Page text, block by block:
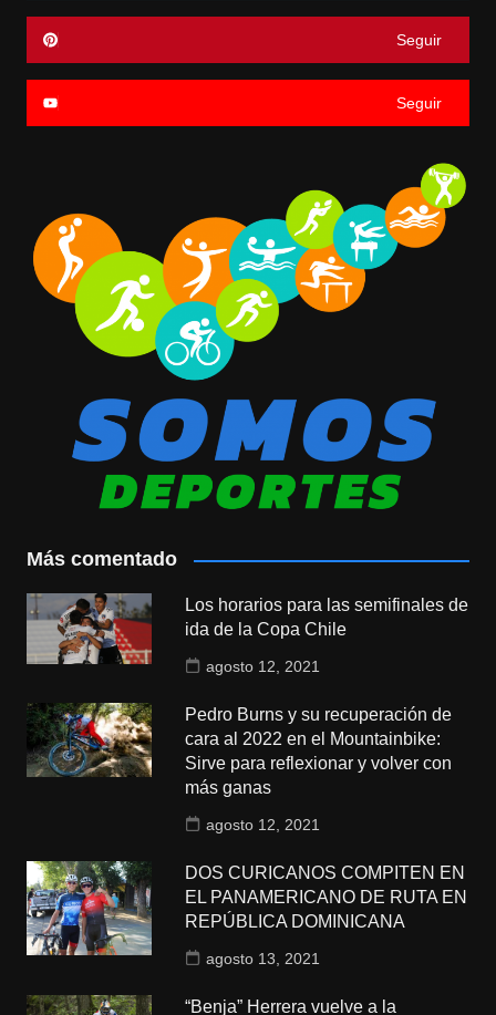
Seguir
Seguir
Más comentado
Los horarios para las semifinales de
ida de la Copa Chile
agosto 12, 2021
Pedro Burns y su recuperación de
cara al 2022 en el Mountainbike:
Sirve para reflexionar y volver con
más ganas
agosto 12, 2021
DOS CURICANOS COMPITEN EN
EL PANAMERICANO DE RUTA EN
REPÚBLICA DOMINICANA
agosto 13, 2021
“Benja” Herrera vuelve a la